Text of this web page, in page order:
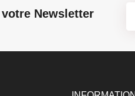
Newsletter